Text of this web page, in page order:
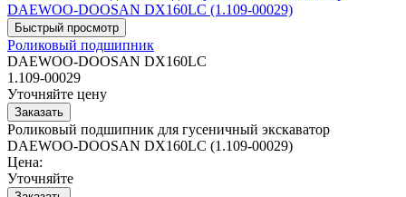
Роликовый подшипник
DAEWOO-DOOSAN DX160LC
1.109-00029
Уточняйте цену
Роликовый подшипник для гусеничный экскаватор
DAEWOO-DOOSAN DX160LC (1.109-00029)
Цена:
Уточняйте